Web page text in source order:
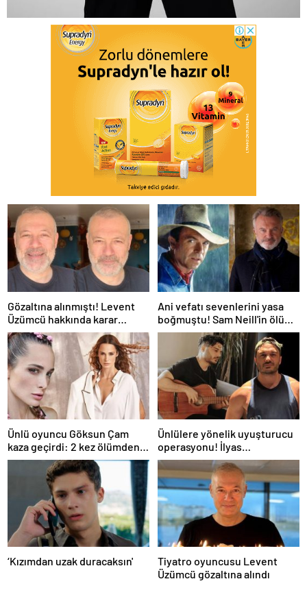
Gözaltına alınmıştı! Levent
Üzümcü hakkında karar
verildi
Ani vefatı sevenlerini yasa
boğmuştu! Sam Neill'in ölüm
nedeni belli oldu
Ünlü oyuncu Göksun Çam
kaza geçirdi: 2 kez ölümden
döndüm
Ünlülere yönelik uyuşturucu
operasyonu! İlyas
Yalçıntaş'tan ilk açıklama
‘Kızımdan uzak duracaksın'
Tiyatro oyuncusu Levent
Üzümcü gözaltına alındı